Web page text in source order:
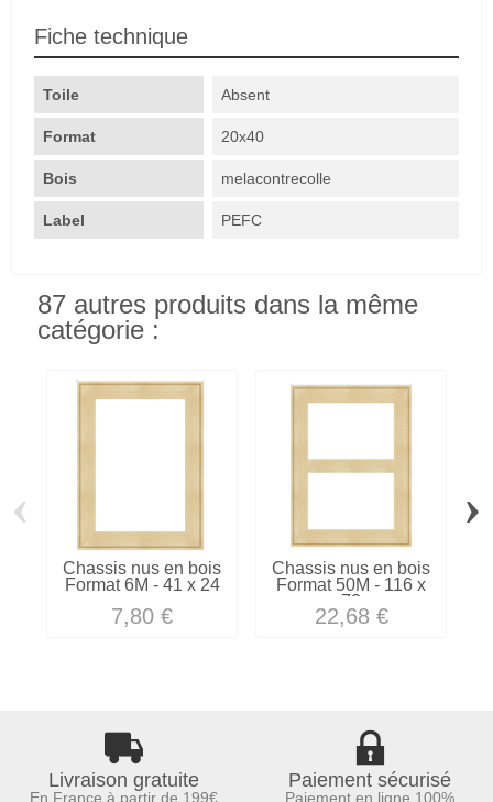
Fiche technique
Toile Absent
Format 20x40
Bois melacontrecolle
Label PEFC
87 autres produits dans la même
catégorie :
Chassis nus en bois
Format 6M - 41 x 24
7,80 €
Chassis nus en bois
Format 50M - 116 x
73
22,68 €
‹ ›
Livraison gratuite
En France à partir de 199€
Paiement sécurisé
Paiement en ligne 100%